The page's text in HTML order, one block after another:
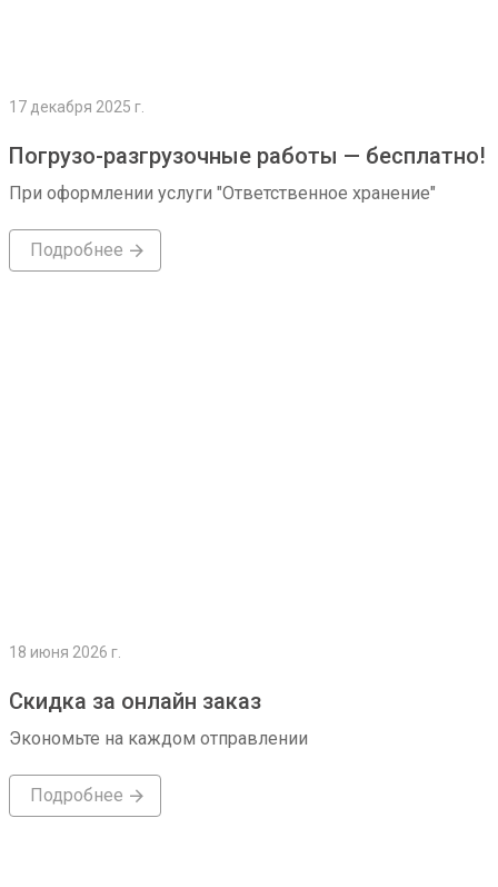
17 декабря 2025 г.
Погрузо-разгрузочные работы — бесплатно!
При оформлении услуги "Ответственное хранение"
Подробнее
18 июня 2026 г.
Скидка за онлайн заказ
Экономьте на каждом отправлении
Подробнее